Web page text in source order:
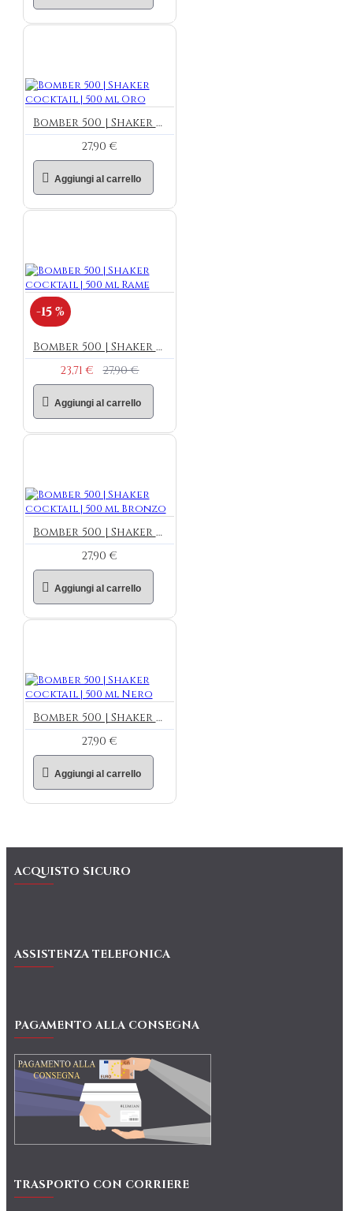
Bomber 500 | Shaker cocktail | 500 ml Oro
27,90 €
Aggiungi al carrello
-15 %
Bomber 500 | Shaker cocktail | 500 ml Rame
23,71 €
27,90 €
Aggiungi al carrello
Bomber 500 | Shaker cocktail | 500 ml Bronzo
27,90 €
Aggiungi al carrello
Bomber 500 | Shaker cocktail | 500 ml Nero
27,90 €
Aggiungi al carrello
ACQUISTO SICURO
ASSISTENZA TELEFONICA
PAGAMENTO ALLA CONSEGNA
TRASPORTO CON CORRIERE